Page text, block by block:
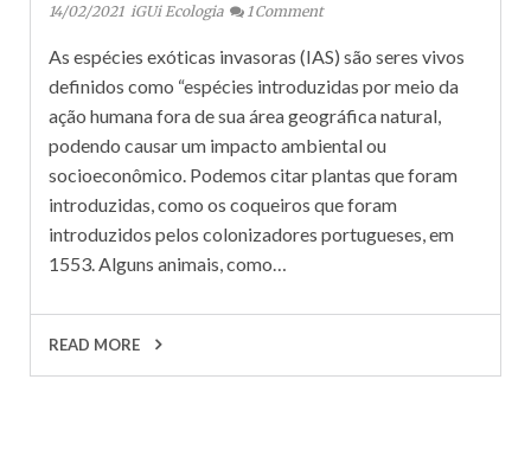
14/02/2021 iGUi Ecologia 1 Comment
As espécies exóticas invasoras (IAS) são seres vivos
definidos como “espécies introduzidas por meio da
ação humana fora de sua área geográfica natural,
podendo causar um impacto ambiental ou
socioeconômico. Podemos citar plantas que foram
introduzidas, como os coqueiros que foram
introduzidos pelos colonizadores portugueses, em
1553. Alguns animais, como…
READ MORE